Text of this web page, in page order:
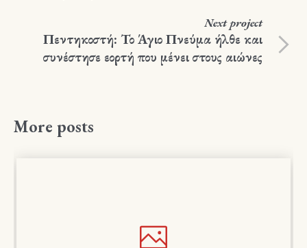
Nextproject
Πεντηκοστή: Το Άγιο Πνεύμα ήλθε και
συνέστησε εορτή που μένει στους αιώνες
More posts